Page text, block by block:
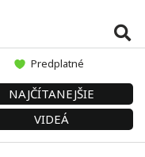
Predplatné
NAJČÍTANEJŠIE
VIDEÁ